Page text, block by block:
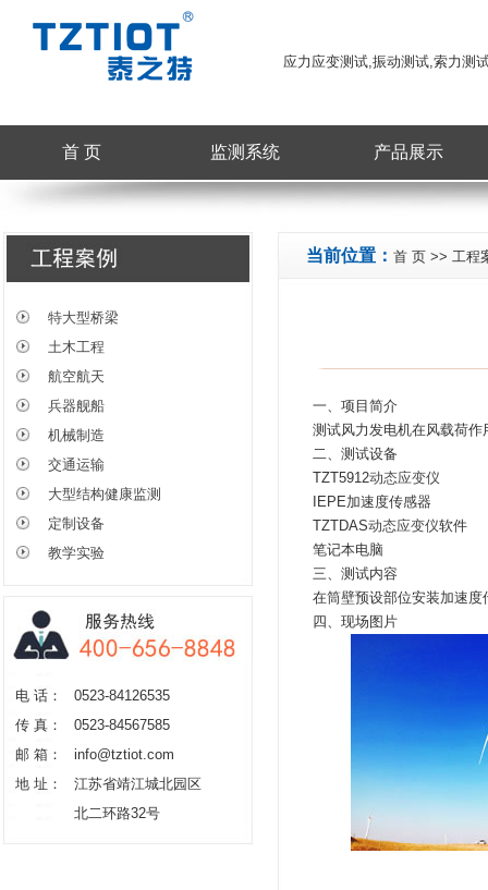
应力应变测试,振动测试,索力测
首 页 监测系统 产品展示
特大型桥梁
土木工程
航空航天
兵器舰船
机械制造
交通运输
大型结构健康监测
定制设备
教学实验
电 话：
0523-84126535
传 真：
0523-84567585
邮 箱：
info@tztiot.com
地 址：
江苏省靖江城北园区
北二环路32号
当前位置： 首 页 >> 工程
一、项目简介
测试风力发电机在风载荷
二、测试设备
TZT5912动态应变仪
IEPE加速度传感器
TZTDAS动态应变仪软件
笔记本电脑
三、测试内容
在筒壁预设部位安装加速
四、现场图片